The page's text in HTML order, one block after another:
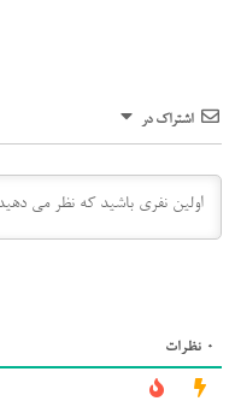
اشتراک در
0 نظرات